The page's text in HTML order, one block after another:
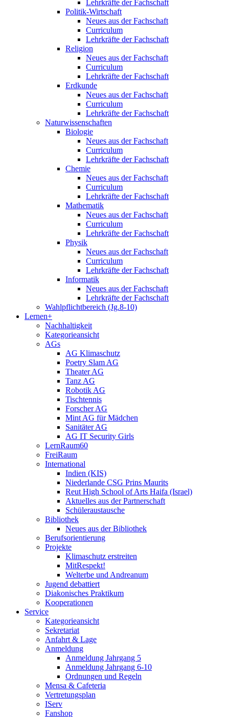
Lehrkräfte der Fachschaft
Politik-Wirtschaft
Neues aus der Fachschaft
Curriculum
Lehrkräfte der Fachschaft
Religion
Neues aus der Fachschaft
Curriculum
Lehrkräfte der Fachschaft
Erdkunde
Neues aus der Fachschaft
Curriculum
Lehrkräfte der Fachschaft
Naturwissenschaften
Biologie
Neues aus der Fachschaft
Curriculum
Lehrkräfte der Fachschaft
Chemie
Neues aus der Fachschaft
Curriculum
Lehrkräfte der Fachschaft
Mathematik
Neues aus der Fachschaft
Curriculum
Lehrkräfte der Fachschaft
Physik
Neues aus der Fachschaft
Curriculum
Lehrkräfte der Fachschaft
Informatik
Neues aus der Fachschaft
Lehrkräfte der Fachschaft
Wahlpflichtbereich (Jg.8-10)
Lernen+
Nachhaltigkeit
Kategorieansicht
AGs
AG Klimaschutz
Poetry Slam AG
Theater AG
Tanz AG
Robotik AG
Tischtennis
Forscher AG
Mint AG für Mädchen
Sanitäter AG
AG IT Security Girls
LernRaum60
FreiRaum
International
Indien (KIS)
Niederlande CSG Prins Maurits
Reut High School of Arts Haifa (Israel)
Aktuelles aus der Partnerschaft
Schüleraustausche
Bibliothek
Neues aus der Bibliothek
Berufsorientierung
Projekte
Klimaschutz erstreiten
MitRespekt!
Welterbe und Andreanum
Jugend debattiert
Diakonisches Praktikum
Kooperationen
Service
Kategorieansicht
Sekretariat
Anfahrt & Lage
Anmeldung
Anmeldung Jahrgang 5
Anmeldung Jahrgang 6-10
Ordnungen und Regeln
Mensa & Cafeteria
Vertretungsplan
IServ
Fanshop